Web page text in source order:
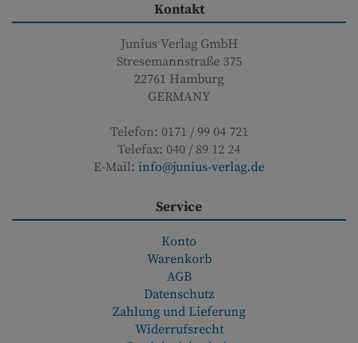
Kontakt
Junius Verlag GmbH
Stresemannstraße 375
22761 Hamburg
GERMANY
Telefon: 0171 / 99 04 721
Telefax: 040 / 89 12 24
E-Mail: info@junius-verlag.de
Service
Konto
Warenkorb
AGB
Datenschutz
Zahlung und Lieferung
Widerrufsrecht